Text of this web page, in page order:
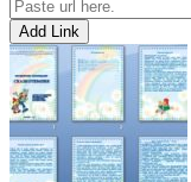
Add Link